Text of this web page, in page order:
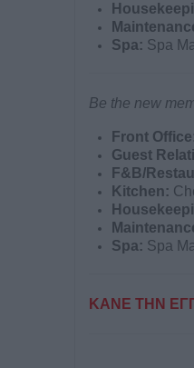
Spa: Spa
Be the new
Front
Guest
F&B/
Kitchen:
Spa: Spa
ΚΑΝΕ ΤΗΝ